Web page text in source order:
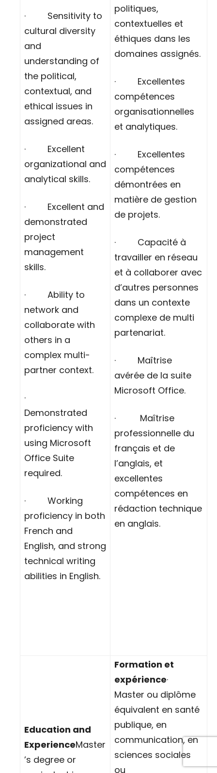
· Sensitivity to
cultural diversity
and
understanding of
the political,
contextual, and
ethical issues in
assigned areas.
· Excellent
organizational and
analytical skills.
· Excellent and
demonstrated
project
management
skills.
· Ability to
network and
collaborate with
others in a
complex multi-
partner context.
·
Demonstrated
proficiency with
using Microsoft
Office Suite
required.
· Working
proficiency in both
French and
English, and strong
technical writing
abilities in English.
politiques,
contextuelles et
éthiques dans les
domaines assignés.
· Excellentes
compétences
organisationnelles
et analytiques.
· Excellentes
compétences
démontrées en
matière de gestion
de projets.
· Capacité à
travailler en réseau
et à collaborer avec
d’autres personnes
dans un contexte
complexe de multi
partenariat.
· Maîtrise
avérée de la suite
Microsoft Office.
· Maîtrise
professionnelle du
français et de
l’anglais, et
excellentes
compétences en
rédaction technique
en anglais.
Education and
ExperienceMaster
’s degree or
Formation et
expérience·
Master ou diplôme
équivalent en santé
publique, en
communication, en
sciences sociales
ou